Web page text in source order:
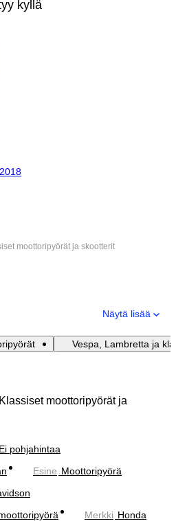
kyllä
moottoripyörät ja skootterit
Näytä lisää
Vespa, Lambretta ja
moottoripyörät ja
Ei pohjahintaa
Esine Moottoripyörä
Merkki Honda